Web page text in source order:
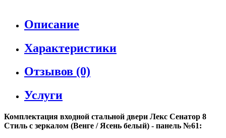
Описание
Характеристики
Отзывов (0)
Услуги
Комплектация входной стальной двери Лекс Сенатор 8
Стиль с зеркалом (Венге / Ясень белый) - панель №61: